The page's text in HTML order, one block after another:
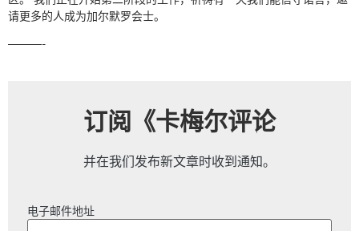
请更多的人成为加尔默罗会士。
———-
订阅《卡梅尔评论
并在我们发布新文章时收到通知。
电子邮件地址